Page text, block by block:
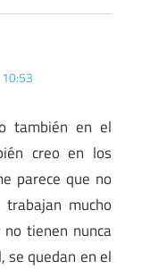
también en el
creo en los
parece que no
mucho
tienen nunca
se quedan en el